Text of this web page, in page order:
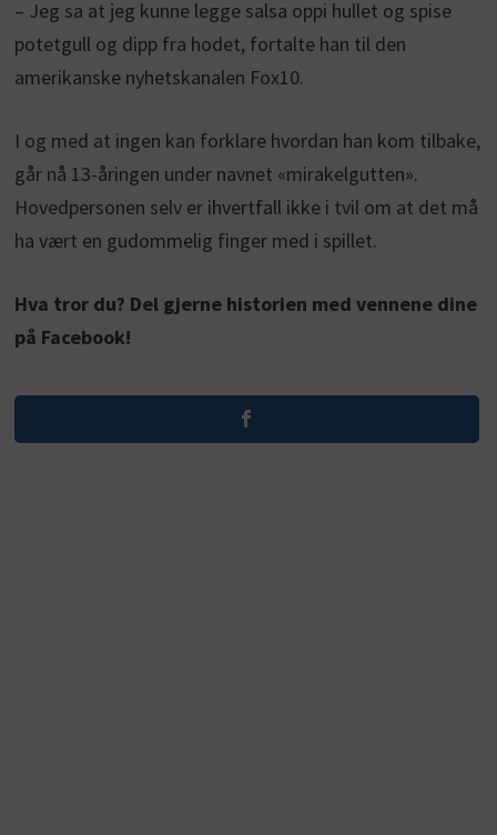
– Jeg sa at jeg kunne legge salsa oppi hullet og spise
potetgull og dipp fra hodet, fortalte han til den
amerikanske nyhetskanalen Fox10.
I og med at ingen kan forklare hvordan han kom tilbake,
går nå 13-åringen under navnet «mirakelgutten».
Hovedpersonen selv er ihvertfall ikke i tvil om at det må
ha vært en gudommelig finger med i spillet.
Hva tror du? Del gjerne historien med vennene dine
på Facebook!